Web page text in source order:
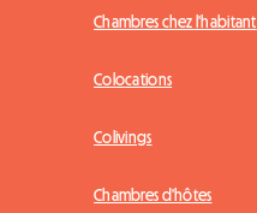
Chambres chez l'habitant
Colocations
Colivings
Chambres d'hôtes